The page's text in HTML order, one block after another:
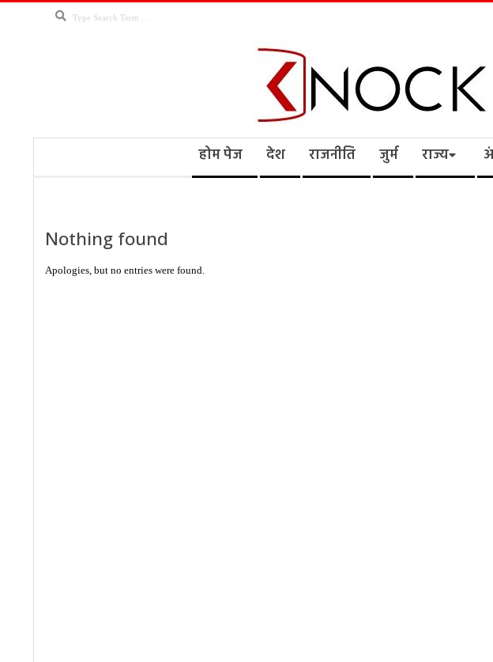
Search
होम पेज देश राजनीति जुर्म राज्य
Nothing found
Apologies, but no entries were found.